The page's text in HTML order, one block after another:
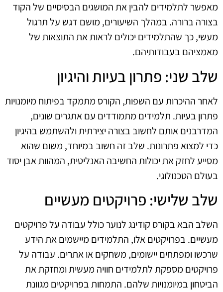
מאפשר לתלמידים להבין את המושגים הבסיסיים של הקוד
בצורה ברורה. במהלך השיעורים, מושם דגש על תרגול
מעשי, כך שהתלמידים יכולים לראות את התוצאות של
מאמציהם בעבודותיהם.
שלב שני: פתרון בעיות והיגיון
לאחר ההיכרות עם השפות, הקורס מתמקד בפיתוח מיומנויות
פתרון בעיות. תלמידים מתמודדים עם אתגרים שונים,
המדרבנים אותם לחשוב בצורה יצירתית ולהשתמש בהיגיון
כדי למצוא פתרונות. שלב זה חשוב במיוחד, משום שהוא
מסייע לחזק את יכולות החשיבה האנליטית, המהוות אבן יסוד
בעולם הטכנולוגי.
שלב שלישי: פרויקטים מעשיים
השלב הבא בקורס קודינג לנוער כולל עבודה על פרויקטים
מעשיים. בפרויקטים אלו, התלמידים מיישמים את הידע
שרכשו ומפתחים יישומים, משחקים או אתרים. עבודה על
פרויקטים מספקת לתלמידים חוויה מעשית ומחזקת את
הביטחון במיומנויות שלהם. התמחות בפרויקטים מגוונת